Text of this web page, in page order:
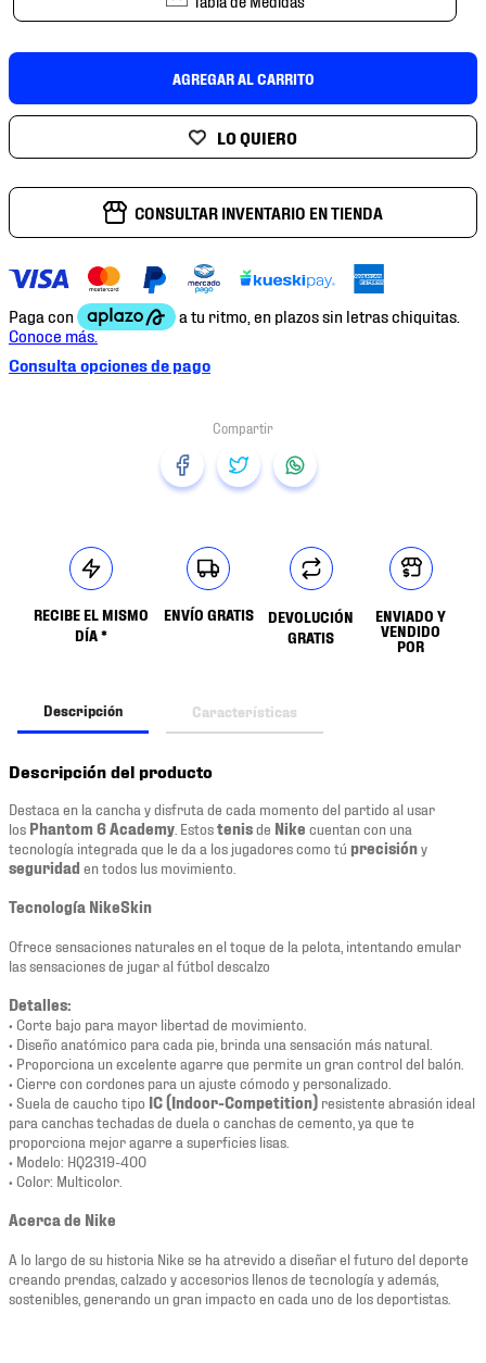
AGREGAR AL CARRITO
CONSULTAR INVENTARIO EN TIENDA
Consulta opciones de pago
RECIBE EL MISMO
DÍA *
ENVÍO GRATIS
DEVOLUCIÓN
GRATIS
ENVIADO Y
VENDIDO
POR
Descripción Características
Descripción del producto
Destaca en la cancha y disfruta de cada momento del partido al usar
los Phantom 6 Academy . Estostenisde Nike cuentan con una
tecnología integrada que le da a los jugadores como tú precisióny
seguridad en todos lus movimiento.
Tecnología NikeSkin
Ofrece sensaciones naturales en el toque de la pelota, intentando emular
las sensaciones de jugar al fútbol descalzo
Detalles:
• Corte bajo para mayor libertad de movimiento.
• Diseño anatómico para cada pie, brinda una sensación más natural.
• Proporciona un excelente agarre que permite un gran control del balón.
• Cierre con cordones para un ajuste cómodo y personalizado.
• Suela de caucho tipo IC (Indoor-Competition) resistente abrasión ideal
para canchas techadas de duela o canchas de cemento, ya que te
proporciona mejor agarre a superficies lisas.
• Modelo: HQ2319-400
• Color: Multicolor.
Acerca de Nike
A lo largo de su historia Nike se ha atrevido a diseñar el futuro del deporte
creando prendas, calzado y accesorios llenos de tecnología y además,
sostenibles, generando un gran impacto en cada uno de los deportistas.
10. tenis nike